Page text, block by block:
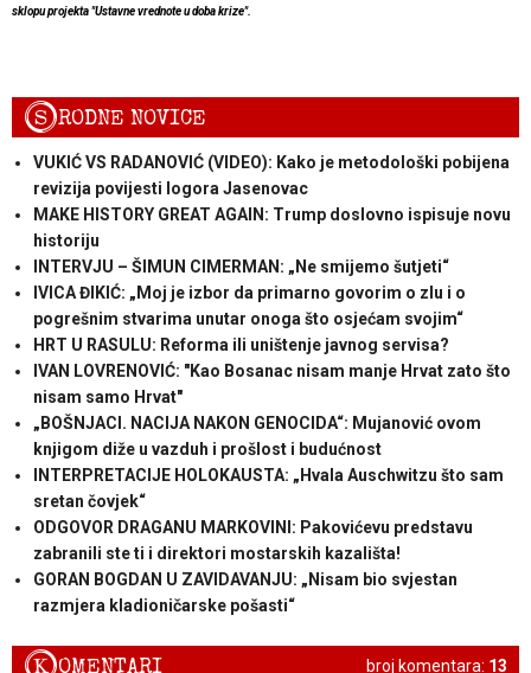
sklopu projekta "Ustavne vrednote u doba krize".
SRODNE NOVICE
VUKIĆ VS RADANOVIĆ (VIDEO): Kako je metodološki pobijena
revizija povijesti logora Jasenovac
MAKE HISTORY GREAT AGAIN: Trump doslovno ispisuje novu
historiju
INTERVJU – ŠIMUN CIMERMAN: „Ne smijemo šutjeti“
IVICA ĐIKIĆ: „Moj je izbor da primarno govorim o zlu i o
pogrešnim stvarima unutar onoga što osjećam svojim“
HRT U RASULU: Reforma ili uništenje javnog servisa?
IVAN LOVRENOVIĆ: "Kao Bosanac nisam manje Hrvat zato što
nisam samo Hrvat"
„BOŠNJACI. NACIJA NAKON GENOCIDA“: Mujanović ovom
knjigom diže u vazduh i prošlost i budućnost
INTERPRETACIJE HOLOKAUSTA: „Hvala Auschwitzu što sam
sretan čovjek“
ODGOVOR DRAGANU MARKOVINI: Pakovićevu predstavu
zabranili ste ti i direktori mostarskih kazališta!
GORAN BOGDAN U ZAVIDAVANJU: „Nisam bio svjestan
razmjera kladioničarske pošasti“
broj komentara: 13
OMENTARI